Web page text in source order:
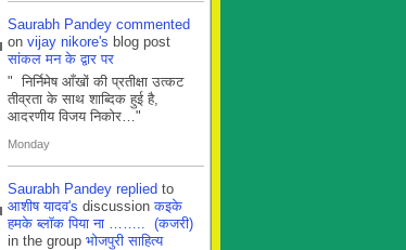
Saurabh Pandey commented
on vijay nikore's blog post
सांकल मन के द्वार पर
" निर्निमेष आँखों की प्रतीक्षा उत्कट
तीव्रता के साथ शाब्दिक हुई है,
आदरणीय विजय निकोर…"
Monday
Saurabh Pandey replied to
आशीष यादव's discussionकइके
हमके ब्लाॅक पिया ना …….. (कजरी)
in the group भोजपुरी साहित्य